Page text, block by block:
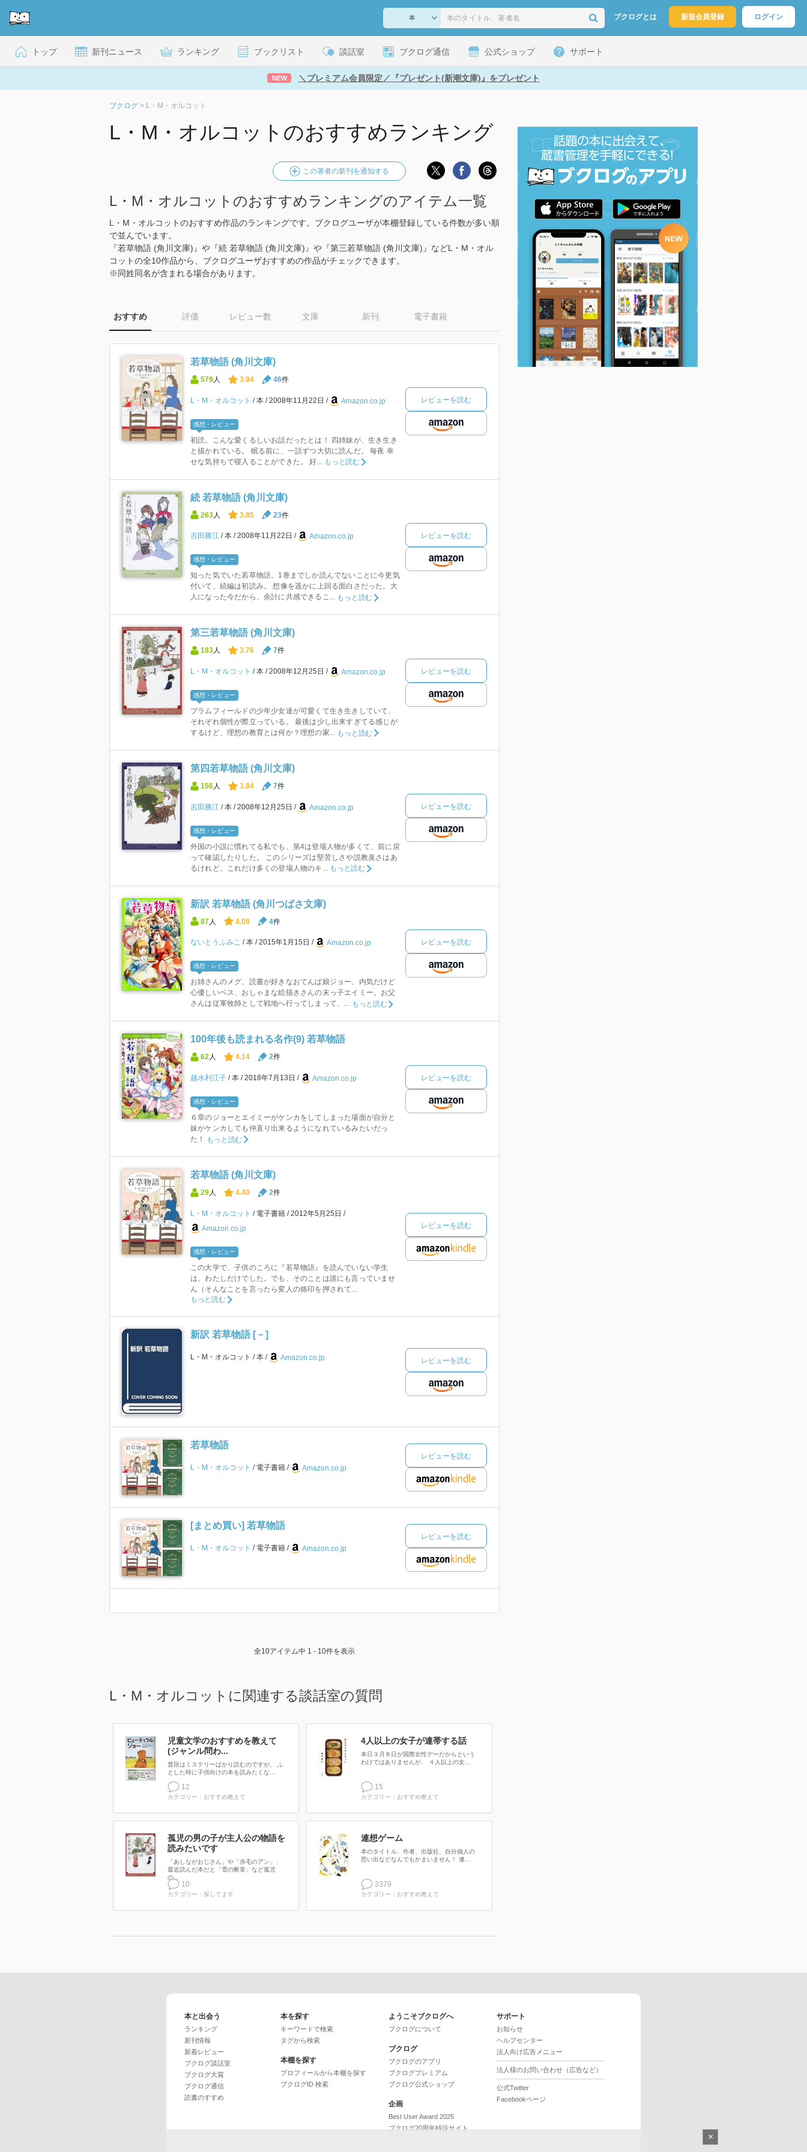
ブクログとは 新規会員登録 ログイン
トップ 新刊ニュース ランキング ブックリスト 談話室 ブクログ通信 公式ショップ サポート
NEW ＼プレミアム会員限定／『プレゼント(新潮文庫)』をプレゼント
ブクログ > L・M・オルコット
L・M・オルコットのおすすめランキング
この著者の新刊を通知する
L・M・オルコットのおすすめランキングのアイテム一覧
L・M・オルコットのおすすめ作品のランキングです。ブクログユーザが本棚登録している件数が多い順
で並んでいます。
『若草物語 (角川文庫)』や『続 若草物語 (角川文庫)』や『第三若草物語 (角川文庫)』などL・M・オル
コットの全10作品から、ブクログユーザおすすめの作品がチェックできます。
※同姓同名が含まれる場合があります。
おすすめ 評価 レビュー数 文庫 新刊 電子書籍
若草物語 (角川文庫)
579人 3.94 46件
L・M・オルコット 本 2008年11月22日 Amazon.co.jp
感想・レビュー
初読。こんな愛くるしいお話だったとは！ 四姉妹が、生き生き
と描かれている。 眠る前に、一話ずつ大切に読んだ。 毎夜 幸
せな気持ちで寝入ることができた。 好...
もっと読む
レビューを読む
続 若草物語 (角川文庫)
263 人 3.85 23件
吉田勝江 本 2008年11月22日 Amazon.co.jp
感想・レビュー
知った気でいた若草物語。1巻までしか読んでないことに今更気
付いて、続編は初読み。 想像を遥かに上回る面白さだった。大
人になった今だから、余計に共感できるこ... もっと読む
レビューを読む
第三若草物語 (角川文庫)
183人 3.76 7件
L・M・オルコット 本 2008年12月25日 Amazon.co.jp
感想・レビュー
プラムフィールドの少年少女達が可愛くて生き生きしていて、
それぞれ個性が際立っている。 最後は少し出来すぎてる感じが
するけど、理想の教育とは何か？理想の家... もっと読む
レビューを読む
第四若草物語 (角川文庫)
156 人 3.84 7件
吉田勝江 本 2008年12月25日 Amazon.co.jp
感想・レビュー
外国の小説に慣れてる私でも、第4は登場人物が多くて、前に戻
って確認したりした。 このシリーズは堅苦しさや説教臭さはあ
るけれど、これだけ多くの登場人物のキ...
もっと読む
レビューを読む
新訳 若草物語 (角川つばさ文庫)
87 人 4.08 4件
ないとうふみこ 本 2015年1月15日 Amazon.co.jp
感想・レビュー
お姉さんのメグ、読書が好きなおてんば娘ジョー、内気だけど
心優しいベス、おしゃまな絵描きさんの末っ子エイミー。お父
さんは従軍牧師として戦地へ行ってしまって、... もっと読む
レビューを読む
100年後も読まれる名作(9) 若草物語
62人 4.14 2件
越水利江子 本 2018年7月13日 Amazon.co.jp
感想・レビュー
６章のジョーとエイミーがケンカをしてしまった場面が自分と
妹がケンカしても仲直り出来るようになれているみたいだっ
た！
もっと読む
レビューを読む
若草物語 (角川文庫)
29 人 4.40 2件
L・M・オルコット 電子書籍
2012年5月25日
Amazon.co.jp
感想・レビュー
この大学で、子供のころに『若草物語』を読んでいない学生
は、わたしだけでした。でも、そのことは誰にも言っていませ
ん（そんなことを言ったら変人の烙印を押されて...
もっと読む
レビューを読む
新訳 若草物語 [－]
L・M・オルコット 本 Amazon.co.jp レビューを読む
若草物語
L・M・オルコット 電子書籍 Amazon.co.jp
レビューを読む
[まとめ買い] 若草物語
L・M・オルコット 電子書籍 Amazon.co.jp
レビューを読む
全10アイテム中 1 - 10件を表示
L・M・オルコットに関連する談話室の質問
児童文学のおすすめを教えて
(ジャンル問わ...
普段はミステリーばかり読むのですが、 ふ
とした時に子供向けの本を読みたくな...
12
カテゴリー：おすすめ教えて
4人以上の女子が連帯する話
本日３月８日が国際女性デーだからという
わけではありませんが、 ４人以上の女...
15
カテゴリー：おすすめ教えて
孤児の男の子が主人公の物語を
読みたいです
「あしながおじさん」や「赤毛のアン」、
最近読んだ本だと「雪の断章」など孤児
の...
10
カテゴリー：探してます
連想ゲーム
本のタイトル、作者、出版社、自分個人の
思い出などなんでもかまいません！ 連...
3379
カテゴリー：おすすめ教えて
本と出会う
ランキング
新刊情報
新着レビュー
ブクログ談話室
ブクログ大賞
ブクログ通信
読書のすすめ
本を探す
キーワードで検索
タグから検索
本棚を探す
プロフィールから本棚を探す
ブクログID 検索
ようこそブクログへ
ブクログについて
ブクログ
ブクログのアプリ
ブクログプレミアム
ブクログ公式ショップ
企画
Best User Award 2025
ブクログ20周年特設サイト
サポート
お知らせ
ヘルプセンター
法人向け広告メニュー
法人様のお問い合わせ（広告など）
公式Twitter
Facebookページ
×